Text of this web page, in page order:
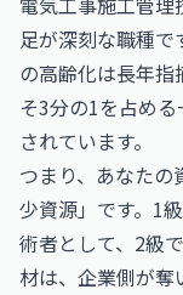
足が深刻な職種で
の高齢化は長年
そ3分の1を占め
されています。
つまり、あなた
少資源」です。1
術者として、2級
材は、企業側が奪